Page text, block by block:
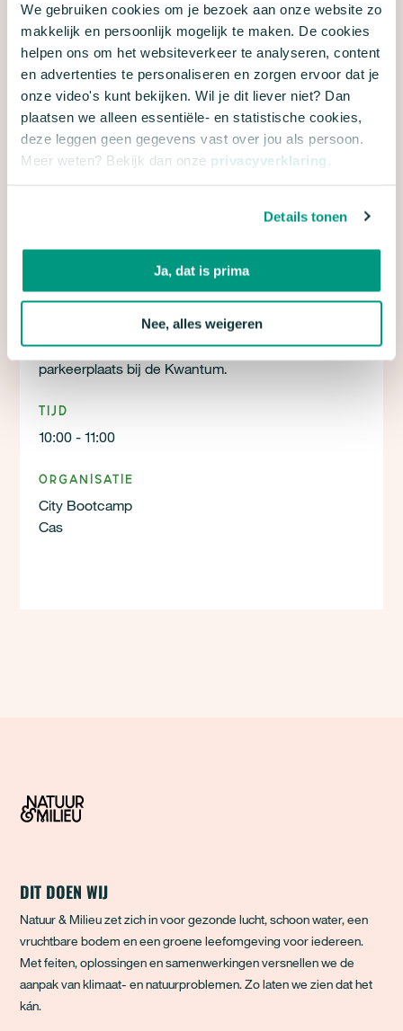
We gebruiken cookies om je bezoek aan onze website zo
makkelijk en persoonlijk mogelijk te maken. De cookies
helpen ons om het websiteverkeer te analyseren, content
en advertenties te personaliseren en zorgen ervoor dat je
onze video's kunt bekijken. Wil je dit liever niet? Dan
plaatsen we alleen essentiële- en statistische cookies,
deze leggen geen gegevens vast over jou als persoon.
Meer weten? Bekijk dan onze privacyverklaring
Details tonen
Ja, dat is prima
Nee, alles weigeren
over de campagne 24 uur voor de stadsnatuur van
Natuur & Milieu. We gaan natuurlijk zorgvuldig om
met je gegevens. Meer hierover lees je in onze
privacyverklaringenalgemene voorwaarden.
Leijpark Tilburg – We verzamelen voor de
parkeerplaats bij de Kwantum.
Tijd
10:00 - 11:00
Organisatie
City Bootcamp
Cas
DIT DOEN WIJ
Natuur & Milieu zet zich in voor gezonde lucht, schoon water, een
vruchtbare bodem en een groene leefomgeving voor iedereen.
Met feiten, oplossingen en samenwerkingen versnellen we de
aanpak van klimaat- en natuurproblemen. Zo laten we zien dat het
kán.